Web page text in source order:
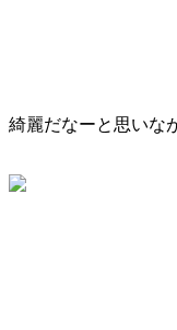
綺麗だなーと思いな